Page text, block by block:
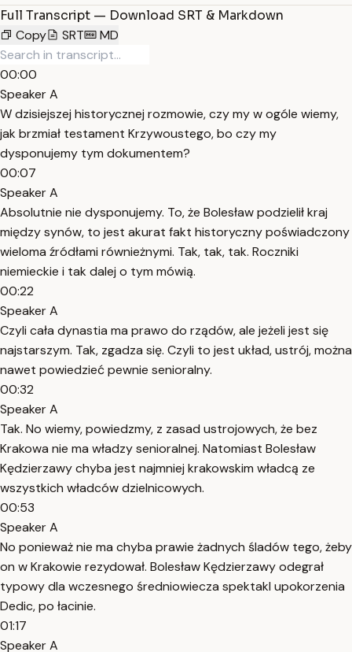
Full Transcript — Download SRT & Markdown
Copy
SRT MD
00:00
Speaker A
W dzisiejszej historycznej rozmowie, czy my w ogóle wiemy,
jak brzmiał testament Krzywoustego, bo czy my
dysponujemy tym dokumentem?
00:07
Speaker A
Absolutnie nie dysponujemy. To, że Bolesław podzielił kraj
między synów, to jest akurat fakt historyczny poświadczony
wieloma źródłami równieżnymi. Tak, tak, tak. Roczniki
niemieckie i tak dalej o tym mówią.
00:22
Speaker A
Czyli cała dynastia ma prawo do rządów, ale jeżeli jest się
najstarszym. Tak, zgadza się. Czyli to jest układ, ustrój, można
nawet powiedzieć pewnie senioralny.
00:32
Speaker A
Tak. No wiemy, powiedzmy, z zasad ustrojowych, że bez
Krakowa nie ma władzy senioralnej. Natomiast Bolesław
Kędzierzawy chyba jest najmniej krakowskim władcą ze
wszystkich władców dzielnicowych.
00:53
Speaker A
No ponieważ nie ma chyba prawie żadnych śladów tego, żeby
on w Krakowie rezydował. Bolesław Kędzierzawy odegrał
typowy dla wczesnego średniowiecza spektakl upokorzenia
Dedic, po łacinie.
01:17
Speaker A